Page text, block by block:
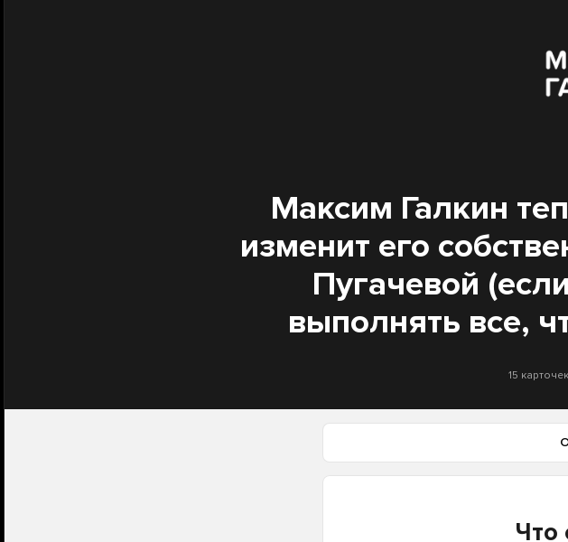
Максим Галкин
изменит его
Пугачевой
выполнять все,
15 карточек
Что